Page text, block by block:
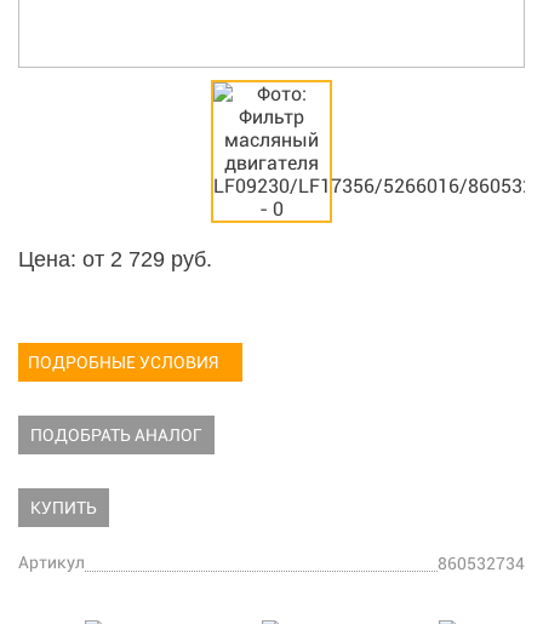
Цена: от 2 729 руб.
ПОДРОБНЫЕ УСЛОВИЯ
ПОДОБРАТЬ АНАЛОГ
КУПИТЬ
Артикул 860532734